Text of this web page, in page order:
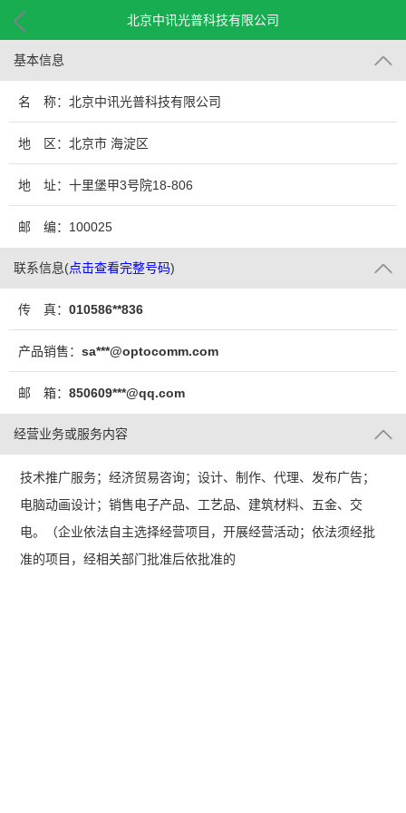
北京中讯光普科技有限公司
基本信息
名 称：北京中讯光普科技有限公司
地 区：北京市 海淀区
地 址：十里堡甲3号院18-806
邮 编：100025
联系信息(点击查看完整号码)
传 真： 010586**836
产品销售： sa***@optocomm.com
邮 箱： 850609***@qq.com
经营业务或服务内容
技术推广服务；经济贸易咨询；设计、制作、代理、发布广告；
电脑动画设计；销售电子产品、工艺品、建筑材料、五金、交
电。（企业依法自主选择经营项目，开展经营活动；依法须经批
准的项目，经相关部门批准后依批准的